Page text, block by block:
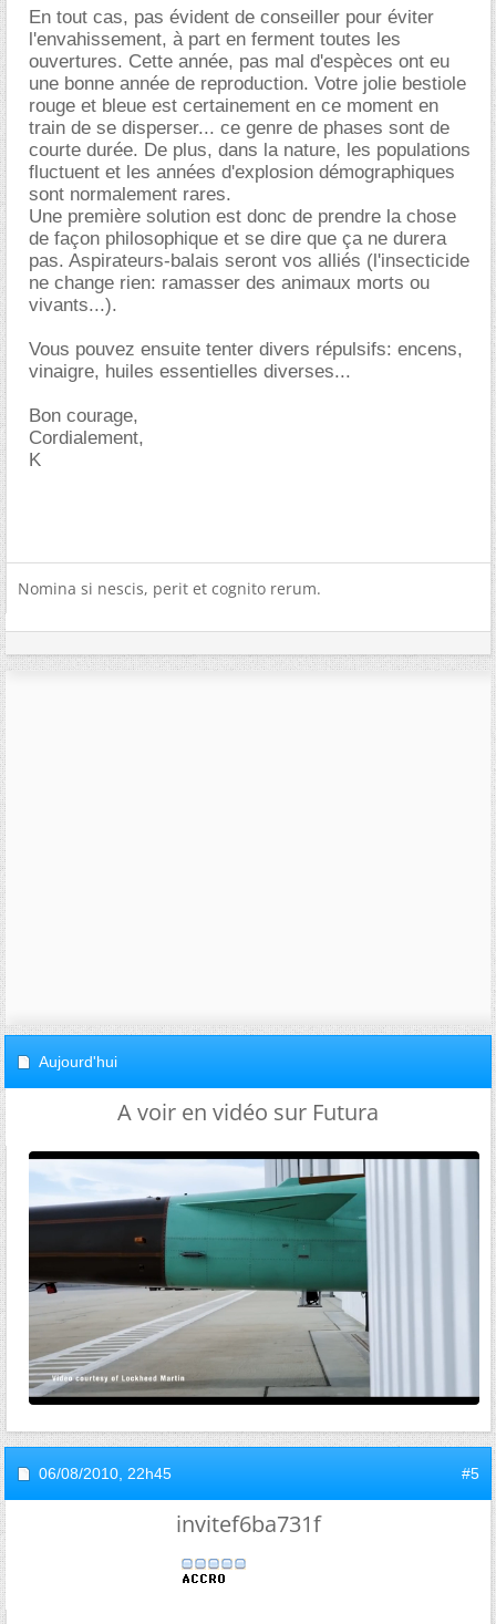
En tout cas, pas évident de conseiller pour éviter
l'envahissement, à part en ferment toutes les
ouvertures. Cette année, pas mal d'espèces ont eu
une bonne année de reproduction. Votre jolie bestiole
rouge et bleue est certainement en ce moment en
train de se disperser... ce genre de phases sont de
courte durée. De plus, dans la nature, les populations
fluctuent et les années d'explosion démographiques
sont normalement rares.
Une première solution est donc de prendre la chose
de façon philosophique et se dire que ça ne durera
pas. Aspirateurs-balais seront vos alliés (l'insecticide
ne change rien: ramasser des animaux morts ou
vivants...).
Vous pouvez ensuite tenter divers répulsifs: encens,
vinaigre, huiles essentielles diverses...
Bon courage,
Cordialement,
K
Nomina si nescis, perit et cognito rerum.
Aujourd'hui
A voir en vidéo sur Futura
06/08/2010, 22h45 #5
invitef6ba731f